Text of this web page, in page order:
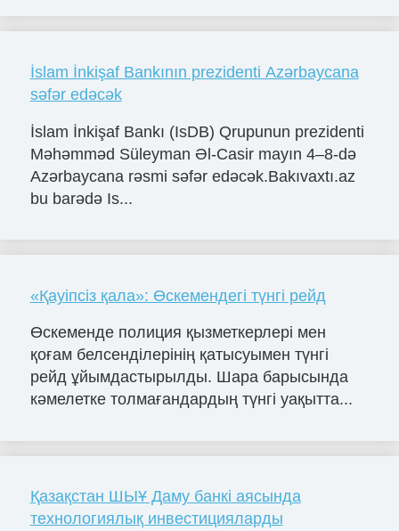
İslam İnkişaf Bankının prezidenti Azərbaycana
səfər edəcək
İslam İnkişaf Bankı (IsDB) Qrupunun prezidenti
Məhəmməd Süleyman Əl-Casir mayın 4–8-də
Azərbaycana rəsmi səfər edəcək.Bakıvaxtı.az
bu barədə Is...
«Қауіпсіз қала»: Өскемендегі түнгі рейд
Өскеменде полиция қызметкерлері мен
қоғам белсенділерінің қатысуымен түнгі
рейд ұйымдастырылды. Шара барысында
кәмелетке толмағандардың түнгі уақытта...
Қазақстан ШЫҰ Даму банкі аясында
технологиялық инвестицияларды